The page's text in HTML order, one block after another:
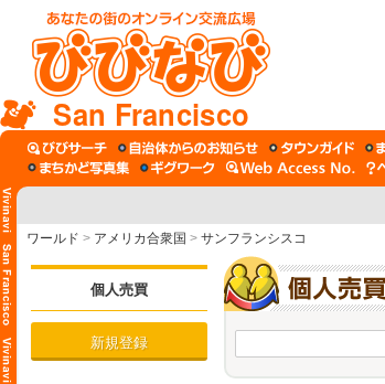
San Francisco
ワールド > アメリカ合衆国 > サンフランシスコ
個人売買
新規登録